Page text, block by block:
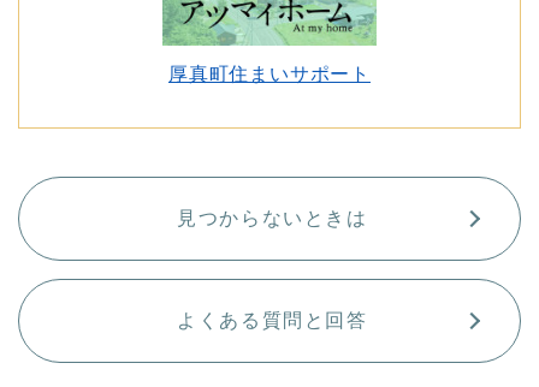
厚真町住まいサポート
見つからないときは
よくある質問と回答